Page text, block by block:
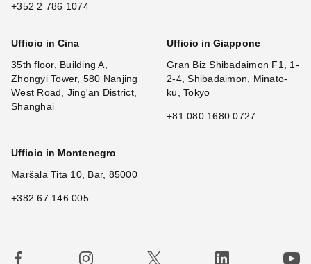
+352 2 786 1074
Ufficio in Cina
35th floor, Building A,
Zhongyi Tower, 580 Nanjing
West Road, Jing'an District,
Shanghai
Ufficio in Giappone
Gran Biz Shibadaimon F1, 1-
2-4, Shibadaimon, Minato-
ku, Tokyo
+81 080 1680 0727
Ufficio in Montenegro
Maršala Tita 10, Bar, 85000
+382 67 146 005